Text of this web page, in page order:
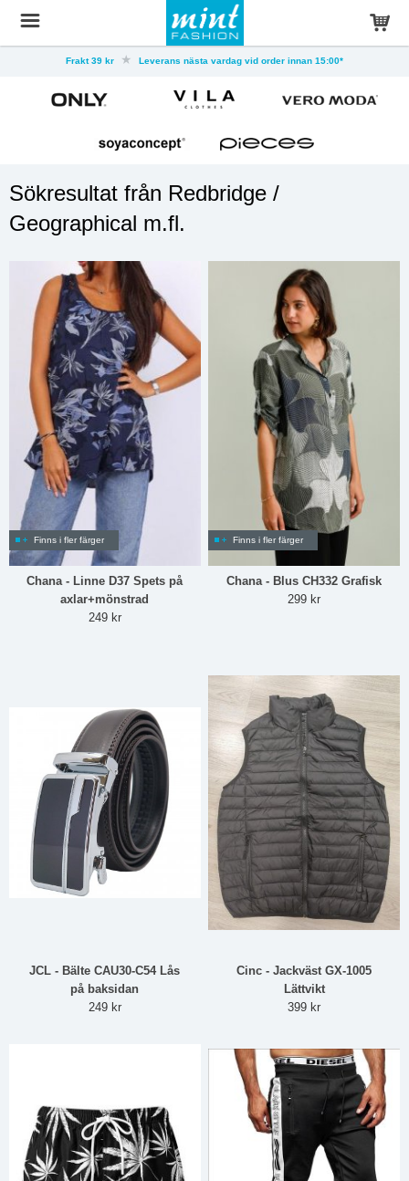
Frakt 39 kr Leverans nästa vardag vid order innan 15:00*
Sökresultat från Redbridge /
Geographical m.fl.
Finns i fler färger
Chana - Linne D37 Spets på
axlar+mönstrad
249 kr
Finns i fler färger
Chana - Blus CH332 Grafisk
299 kr
JCL - Bälte CAU30-C54 Lås
på baksidan
249 kr
Cinc - Jackväst GX-1005
Lättvikt
399 kr